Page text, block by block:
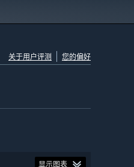
关于用户评测 您的偏好
显示图表